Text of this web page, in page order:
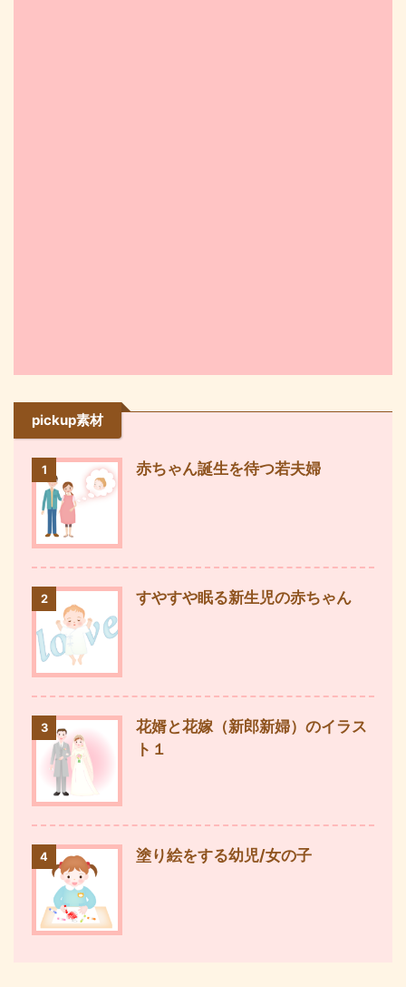
pickup素材
1 赤ちゃん誕生を待つ若夫婦
2 すやすや眠る新生児の赤ちゃん
3
花婿と花嫁（新郎新婦）のイラス
ト１
4 塗り絵をする幼児/女の子